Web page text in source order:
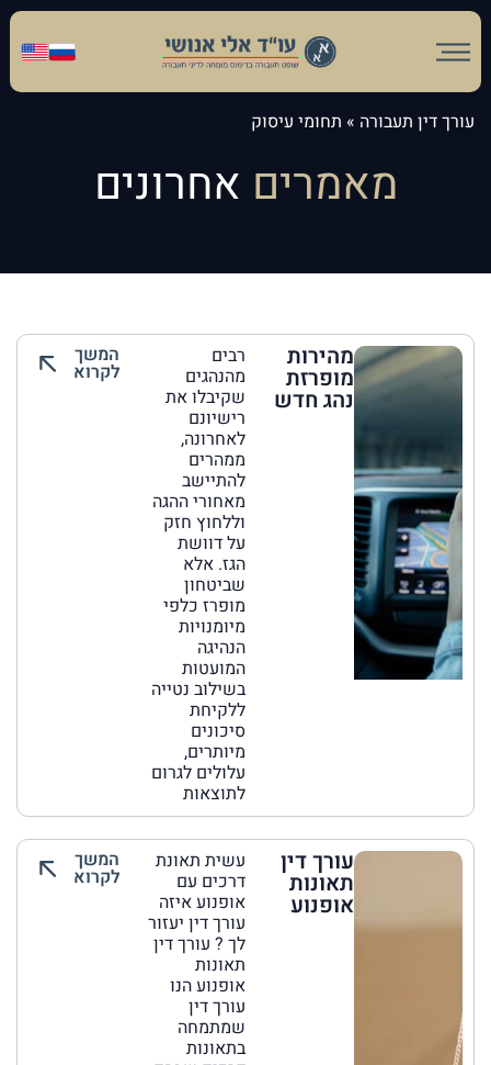
עורך דין תעבורה » תחומי עיסוק
מאמרים אחרונים
מהירות
מופרזת
נהג חדש
רבים
מהנהגים
שקיבלו את
רישיונם
לאחרונה,
ממהרים
להתיישב
מאחורי ההגה
וללחוץ חזק
על דוושת
הגז. אלא
שביטחון
מופרז כלפי
מיומנויות
הנהיגה
המועטות
בשילוב נטייה
ללקיחת
סיכונים
מיותרים,
עלולים לגרום
לתוצאות
המשך
לקרוא
עורך דין
תאונות
אופנוע
עשית תאונת
דרכים עם
אופנוע איזה
עורך דין יעזור
לך ? עורך דין
תאונות
אופנוע הנו
עורך דין
שמתמחה
בתאונות
המשך
לקרוא